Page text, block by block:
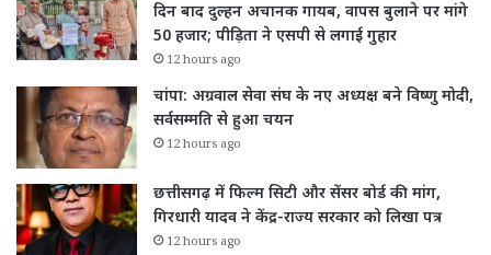
दिन बाद दुल्हन अचानक गायब, वापस बुलाने पर मांगे
50 हजार; पीड़िता ने एसपी से लगाई गुहार
12 hours ago
चांपा: अग्रवाल सेवा संघ के नए अध्यक्ष बने विष्णु मोदी,
सर्वसम्मति से हुआ चयन
12 hours ago
छत्तीसगढ़ में फिल्म सिटी और सेंसर बोर्ड की मांग,
गिरधारी यादव ने केंद्र-राज्य सरकार को लिखा पत्र
12 hours ago